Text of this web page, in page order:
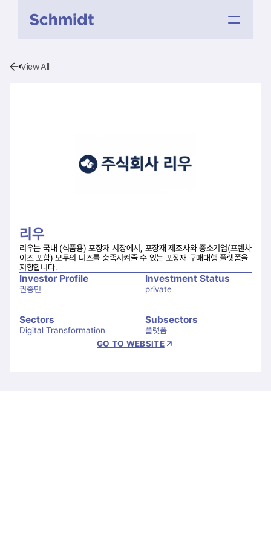
View All
리우
리우는 국내 (식품용) 포장재 시장에서, 포장재 제조사와 중소기업(프렌차
이즈 포함) 모두의 니즈를 충족시켜줄 수 있는 포장재 구매대행 플랫폼을
지향합니다.
Investor Profile
권종민
Investment Status
private
Sectors
Digital Transformation
Subsectors
플랫폼
GO TO WEBSITE